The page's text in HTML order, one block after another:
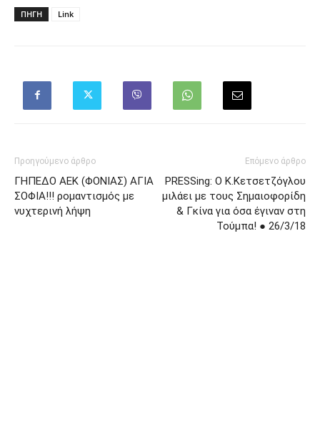
ΠΗΓΗ Link
Προηγούμενο άρθρο
ΓΗΠΕΔΟ ΑΕΚ (ΦΟΝΙΑΣ) ΑΓΙΑ
ΣΟΦΙΑ!!! ρομαντισμός με
νυχτερινή λήψη
Επόμενο άρθρο
PRESSing: Ο Κ.Κετσετζόγλου
μιλάει με τους Σημαιοφορίδη
& Γκίνα για όσα έγιναν στη
Τούμπα! ● 26/3/18